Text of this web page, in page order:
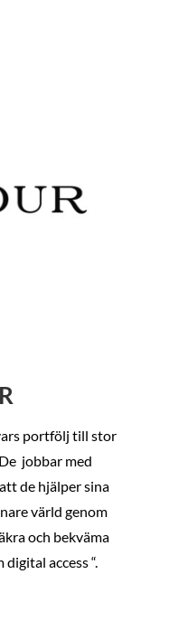
portfölj till stor
jobbar med
de hjälper sina
värld genom
och bekväma
access “.